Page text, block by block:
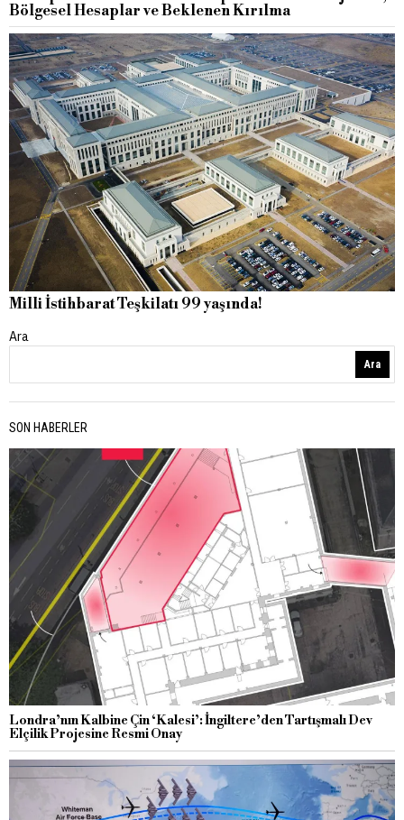
Bölgesel Hesaplar ve Beklenen Kırılma
Milli İstihbarat Teşkilatı 99 yaşında!
Ara
Ara
SON HABERLER
Londra’nın Kalbine Çin ‘Kalesi’: İngiltere’den Tartışmalı Dev
Elçilik Projesine Resmi Onay